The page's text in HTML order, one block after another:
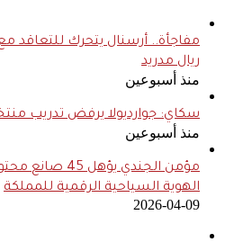
مفاجأة.. أرسنال يتحرك للتعاقد
ريال مدريد
منذ أسبوعين
سكاي: جوارديولا يرفض تدريب
منذ أسبوعين
مؤمن الجندي
الهوية السياحية الرقمية للمملكة
2026-04-09